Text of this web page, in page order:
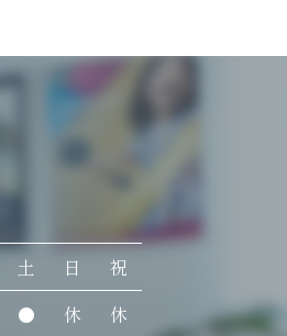
土 日
祝
● 休
休